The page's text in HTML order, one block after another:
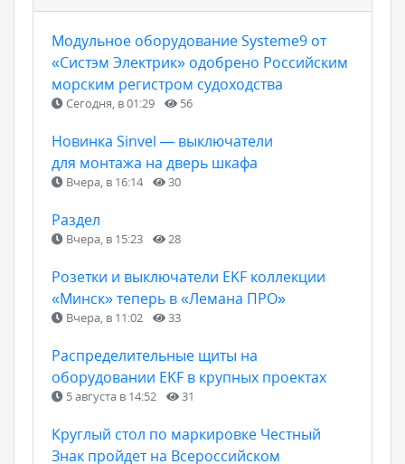
Модульное оборудование Systeme9 от
«Систэм Электрик» одобрено Российским
морским регистром судоходства
Сегодня, в 01:29 56
Новинка Sinvel — выключатели
для монтажа на дверь шкафа
Вчера, в 16:14 30
Раздел
Вчера, в 15:23 28
Розетки и выключатели EKF коллекции
«Минск» теперь в «Лемана ПРО»
Вчера, в 11:02 33
Распределительные щиты на
оборудовании EKF в крупных проектах
5 августа в 14:52 31
Круглый стол по маркировке Честный
Знак пройдет на Всероссийском